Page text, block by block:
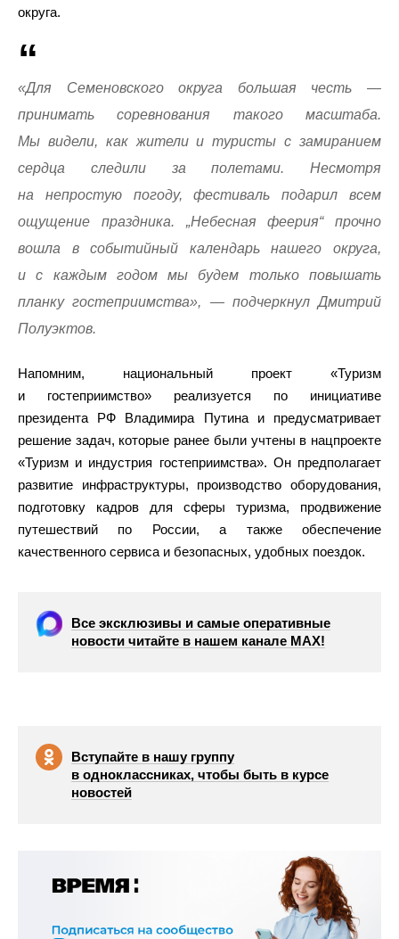
округа.
«Для Семеновского округа большая честь —
принимать соревнования такого масштаба.
Мы видели, как жители и туристы с замиранием
сердца следили за полетами. Несмотря
на непростую погоду, фестиваль подарил всем
ощущение праздника. „Небесная феерия“ прочно
вошла в событийный календарь нашего округа,
и с каждым годом мы будем только повышать
планку гостеприимства», — подчеркнул Дмитрий
Полуэктов.
Напомним, национальный проект «Туризм
и гостеприимство» реализуется по инициативе
президента РФ Владимира Путина и предусматривает
решение задач, которые ранее были учтены в нацпроекте
«Туризм и индустрия гостеприимства». Он предполагает
развитие инфраструктуры, производство оборудования,
подготовку кадров для сферы туризма, продвижение
путешествий по России, а также обеспечение
качественного сервиса и безопасных, удобных поездок.
Все эксклюзивы и самые оперативные
новости читайте в нашем канале МАХ!
Вступайте в нашу группу
в одноклассниках, чтобы быть в курсе
новостей